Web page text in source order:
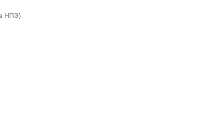
НПЭ)